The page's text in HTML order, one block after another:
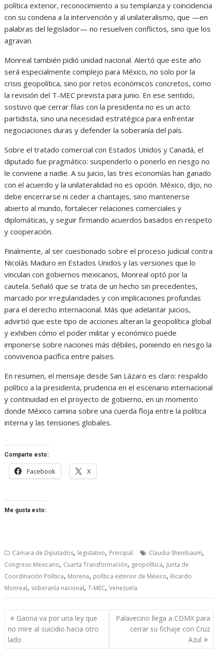
política exterior, reconocimiento a su templanza y coincidencia
con su condena a la intervención y al unilateralismo, que —en
palabras del legislador— no resuelven conflictos, sino que los
agravan.
Monreal también pidió unidad nacional. Alertó que este año
será especialmente complejo para México, no solo por la
crisis geopolítica, sino por retos económicos concretos, como
la revisión del T-MEC prevista para junio. En ese sentido,
sostuvo que cerrar filas con la presidenta no es un acto
partidista, sino una necesidad estratégica para enfrentar
negociaciones duras y defender la soberanía del país.
Sobre el tratado comercial con Estados Unidos y Canadá, el
diputado fue pragmático: suspenderlo o ponerlo en riesgo no
le conviene a nadie. A su juicio, las tres economías han ganado
con el acuerdo y la unilateralidad no es opción. México, dijo, no
debe encerrarse ni ceder a chantajes, sino mantenerse
abierto al mundo, fortalecer relaciones comerciales y
diplomáticas, y seguir firmando acuerdos basados en respeto
y cooperación.
Finalmente, al ser cuestionado sobre el proceso judicial contra
Nicolás Maduro en Estados Unidos y las versiones que lo
vinculan con gobiernos mexicanos, Monreal optó por la
cautela. Señaló que se trata de un hecho sin precedentes,
marcado por irregularidades y con implicaciones profundas
para el derecho internacional. Más que adelantar juicios,
advirtió que este tipo de acciones alteran la geopolítica global
y exhiben cómo el poder militar y económico puede
imponerse sobre naciones más débiles, poniendo en riesgo la
convivencia pacífica entre países.
En resumen, el mensaje desde San Lázaro es claro: respaldo
político a la presidenta, prudencia en el escenario internacional
y continuidad en el proyecto de gobierno, en un momento
donde México camina sobre una cuerda floja entre la política
interna y las tensiones globales.
Comparte esto:
Facebook X
Me gusta esto:
Cámara de Diputados, legislativo, Principal Claudia Sheinbaum,
Congreso Mexicano, Cuarta Transformación, geopolítica, Junta de
Coordinación Política, Morena, política exterior de México, Ricardo
Monreal, soberanía nacional,T-MEC,Venezuela
Navegación
de
entradas
Gaona va por una ley que
no mire al suicidio hacia otro
lado
Palavecino llega a CDMX para
cerrar su fichaje con Cruz
Azul